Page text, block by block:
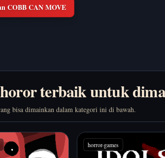
COBB CAN MOVE
terbaik untuk
bisa dimainkan dalam kategori ini di bawah.
horror-games